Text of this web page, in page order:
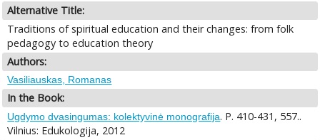
Alternative Title:
Traditions of spiritual education and their changes: from folk
pedagogy to education theory
Authors:
Vasiliauskas, Romanas
In the Book:
Ugdymo dvasingumas: kolektyvinė monografija. P. 410-431, 557..
Vilnius: Edukologija, 2012